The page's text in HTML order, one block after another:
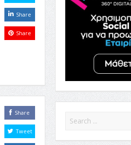
Share
Share
Share
Tweet